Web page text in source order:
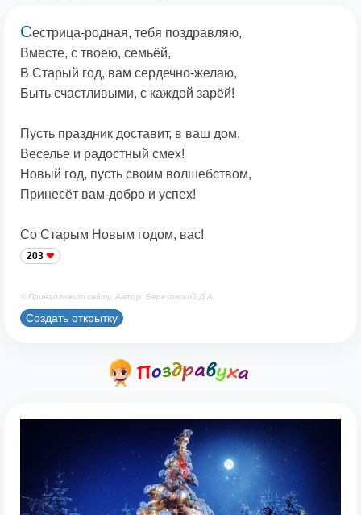
Сестрица-родная, тебя поздравляю,
Вместе, с твоею, семьёй,
В Старый год, вам сердечно-желаю,
Быть счастливыми, с каждой зарёй!
Пусть праздник доставит, в ваш дом,
Веселье и радостный смех!
Новый год, пусть своим волшебством,
Принесёт вам-добро и успех!
Со Старым Новым годом, вас!
203
© Принадлежит сайту. Автор: Березовский Д.А.
Создать открытку